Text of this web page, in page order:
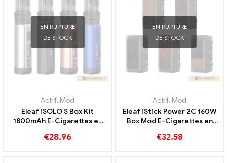
EN RUPTURE
DE STOCK
Actif, Mod
Eleaf iSOLO S Box Kit
1800mAh E-Cigarettes en
€28.96
EN RUPTURE
DE STOCK
Actif, Mod
Eleaf iStick Power 2C 160W
Box Mod E-Cigarettes en
€32.58